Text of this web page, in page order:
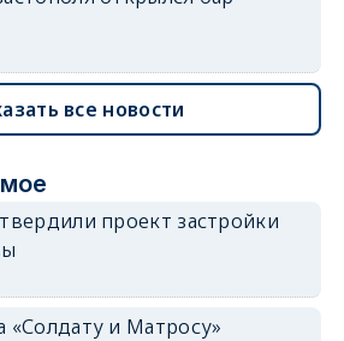
все новости
проект застройки
«Солдату и Матросу»